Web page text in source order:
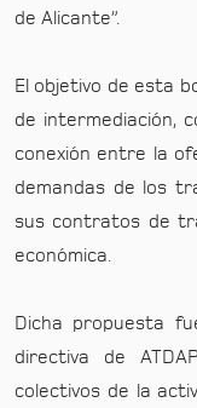
de Alicante”.
El objetivo de esta
de intermediación,
conexión entre la
demandas de los
sus contratos de
económica.
Dicha propuesta
directiva de
colectivos de la